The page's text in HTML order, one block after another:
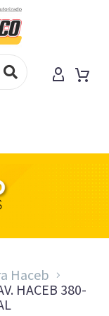
Haceb
HACEB 380-